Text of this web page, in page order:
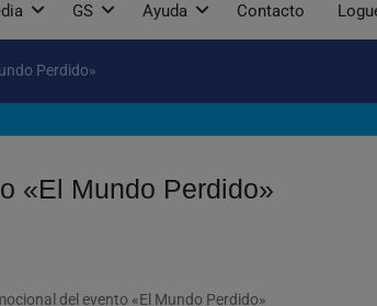
GS Ayuda Contacto
Perdido»
«El Mundo Perdido»
del evento «El Mundo Perdido»